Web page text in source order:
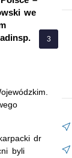
we
dr
byli